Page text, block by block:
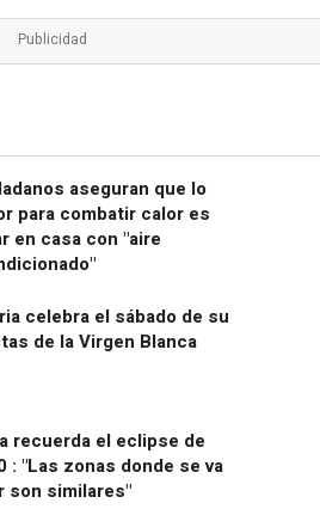
aseguran que lo
para combatir calor es
en casa con "aire
celebra el sábado de su
de la Virgen Blanca
recuerda el eclipse de
: "Las zonas donde se va
son similares"